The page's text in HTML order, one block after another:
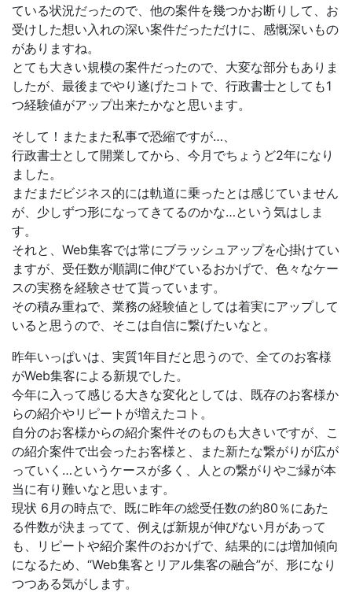
ている状況だったので、他の案件を幾つかお断りして、お
受けした想い入れの深い案件だっただけに、感慨深いもの
がありますね。
とても大きい規模の案件だったので、大変な部分もありま
したが、最後までやり遂げたコトで、行政書士としても1
つ経験値がアップ出来たかなと思います。
そして！またまた私事で恐縮ですが…、
行政書士として開業してから、今月でちょうど2年になり
ました。
まだまだビジネス的には軌道に乗ったとは感じていません
が、少しずつ形になってきてるのかな…という気はしま
す。
それと、Web集客では常にブラッシュアップを心掛けてい
ますが、受任数が順調に伸びているおかげで、色々なケー
スの実務を経験させて貰っています。
その積み重ねで、業務の経験値としては着実にアップして
いると思うので、そこは自信に繋げたいなと。
昨年いっぱいは、実質1年目だと思うので、全てのお客様
がWeb集客による新規でした。
今年に入って感じる大きな変化としては、既存のお客様か
らの紹介やリピートが増えたコト。
自分のお客様からの紹介案件そのものも大きいですが、こ
の紹介案件で出会ったお客様と、また新たな繋がりが広が
っていく…というケースが多く、人との繋がりやご縁が本
当に有り難いなと思います。
現状 6月の時点で、既に昨年の総受任数の約80％にあた
る件数が決まってて、例えば新規が伸びない月があって
も、リピートや紹介案件のおかげで、結果的には増加傾向
になるため、“Web集客とリアル集客の融合”が、形になり
つつある気がします。